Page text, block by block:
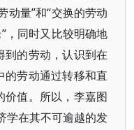
动量”和“交换的劳动
，同时又比较明确地
到的劳动，认识到在
劳动通过转移和直
值。所以，李嘉图
学在其不可逾越的发